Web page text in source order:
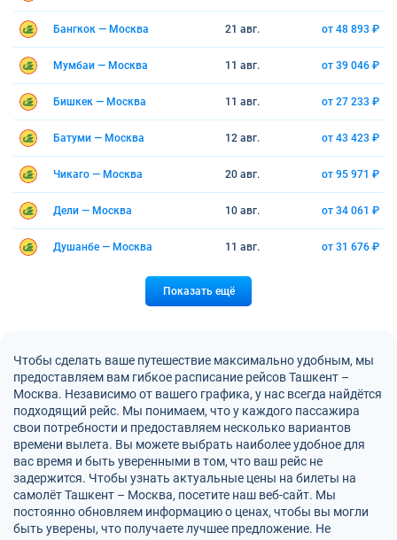
Бангкок — Москва 21 авг. от 48 893 ₽
Мумбаи — Москва 11 авг. от 39 046 ₽
Бишкек — Москва 11 авг. от 27 233 ₽
Батуми — Москва 12 авг. от 43 423 ₽
Чикаго — Москва 20 авг. от 95 971 ₽
Дели — Москва 10 авг. от 34 061 ₽
Душанбе — Москва 11 авг. от 31 676 ₽
Показать ещё
Чтобы сделать ваше путешествие максимально удобным, мы
предоставляем вам гибкое расписание рейсов Ташкент –
Москва. Независимо от вашего графика, у нас всегда найдётся
подходящий рейс. Мы понимаем, что у каждого пассажира
свои потребности и предоставляем несколько вариантов
времени вылета. Вы можете выбрать наиболее удобное для
вас время и быть уверенными в том, что ваш рейс не
задержится. Чтобы узнать актуальные цены на билеты на
самолёт Ташкент – Москва, посетите наш веб-сайт. Мы
постоянно обновляем информацию о ценах, чтобы вы могли
быть уверены, что получаете лучшее предложение. Не